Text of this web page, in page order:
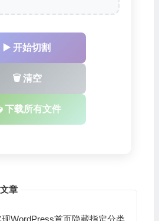
▶️ 开始切割
🗑️ 清空
下载所有文件
章
WordPress首页隐藏指定分类